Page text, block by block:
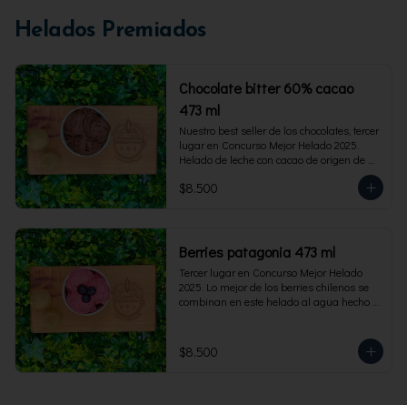
Helados Premiados
Chocolate bitter 60% cacao
473 ml
Nuestro best seller de los chocolates, tercer
lugar en Concurso Mejor Helado 2025.
Helado de leche con cacao de origen de
intensidad al 60%. Envase familiar 473 ml,
rinde 4  porciones.
$8.500
Berries patagonia 473 ml
Tercer lugar en Concurso Mejor Helado
2025. Lo mejor de los berries chilenos se
combinan en este helado al agua hecho
473 ml. Rinde 4 porciones.
$8.500